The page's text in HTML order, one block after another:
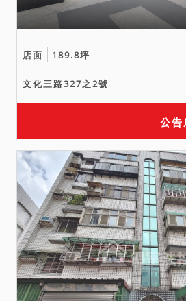
定後債權人
人或其他利
或使用人如
費及水電
用，應由拍
與相關單位
九、投標人
證、印章，
投標，應提
人之身分證
為外國人者
件，依土地
項規定，向
店面 189.8坪
文化三路327之2號
公告